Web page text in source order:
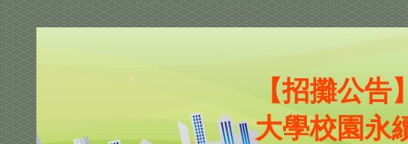
【招攤公
大學校園永